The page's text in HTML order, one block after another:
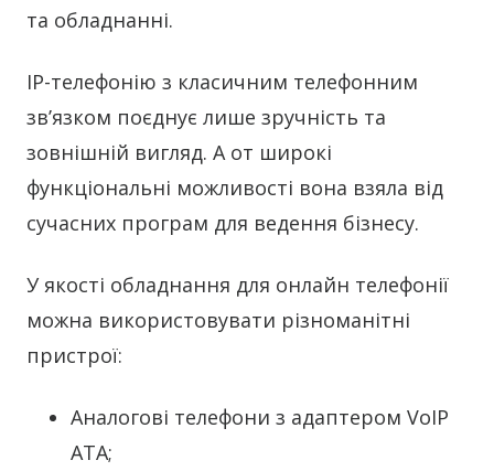
та обладнанні.
ІР-телефонію з класичним телефонним
зв’язком поєднує лише зручність та
зовнішній вигляд. А от широкі
функціональні можливості вона взяла від
сучасних програм для ведення бізнесу.
У якості обладнання для онлайн телефонії
можна використовувати різноманітні
пристрої:
Аналогові телефони з адаптером VoIP
ATA;